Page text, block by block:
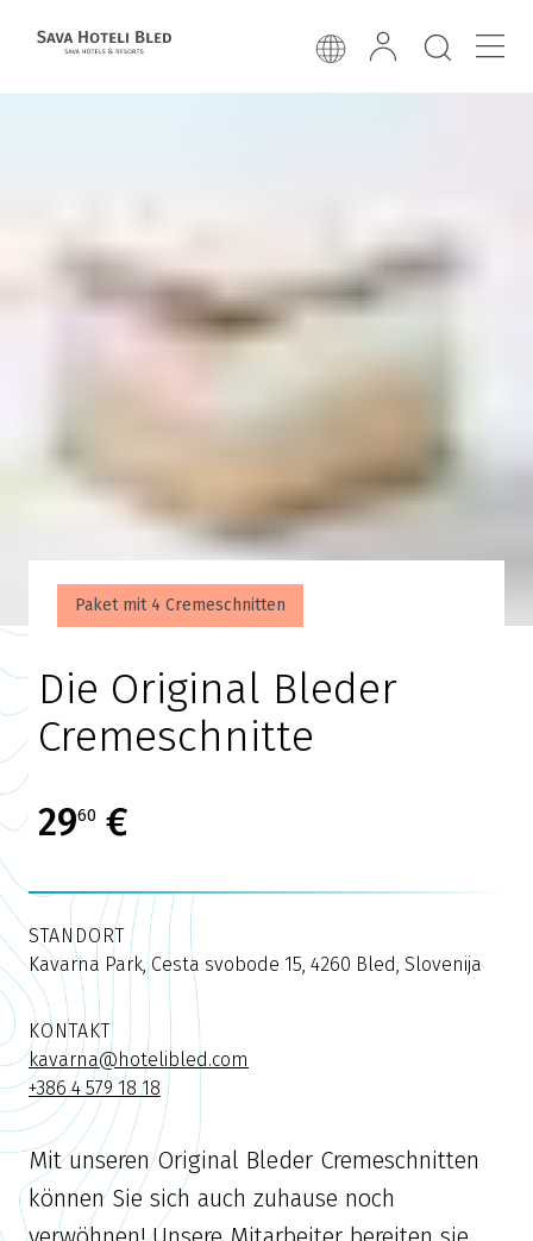
Paket mit 4 Cremeschnitten
Die Original Bleder
Cremeschnitte
2960 €
STANDORT
Kavarna Park, Cesta svobode 15, 4260 Bled, Slovenija
KONTAKT
kavarna@hotelibled.com
+386 4 579 18 18
Mit unseren Original Bleder Cremeschnitten
können Sie sich auch zuhause noch